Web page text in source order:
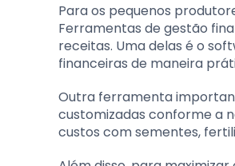
Para os pequenos
Ferramentas de gestão
receitas. Uma delas é o
financeiras de maneira
Outra ferramenta
customizadas conforme a
custos com sementes,